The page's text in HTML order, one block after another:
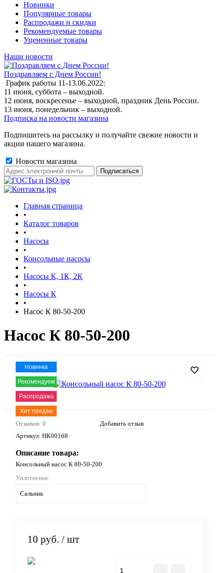
Новинки
Популярные товары
Распродажи и скидки
Рекомендуемые товары
Уцененные товары
Наши новости
Поздравляем с Днем России!
График работы 11-13.06.2022:
11 июня, суббота – выходной.
12 июня, воскресенье – выходной, праздник День России.
13 июня, понедельник – выходной.
Подписка на новости магазина
Подпишитесь на рассылку и получайте свежие новости и
акции нашего магазина.
Новости магазина
Главная страница
•
Каталог товаров
•
Насосы
•
Консольные насосы
•
Насосы К, 1К, 2К
•
Насосы К
•
Насос К 80-50-200
Насос К 80-50-200
Новинка
Рекомендуем
Распродажа
Хит продаж
Отзывов: 0
Добавить отзыв
Артикул: НК00168
Описание товара:
Консольный насос К 80-50-200
Уплотнение:
Сальник
10 руб. / шт